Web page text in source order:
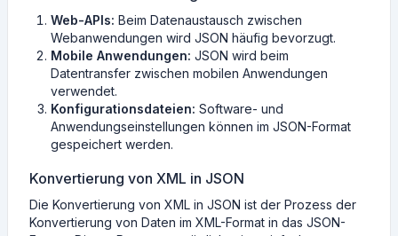
Web-APIs: Beim Datenaustausch zwischen
Webanwendungen wird JSON häufig bevorzugt.
Mobile Anwendungen: JSON wird beim
Datentransfer zwischen mobilen Anwendungen
verwendet.
Konfigurationsdateien: Software- und
Anwendungseinstellungen können im JSON-Format
gespeichert werden.
Konvertierung von XML in JSON
Die Konvertierung von XML in JSON ist der Prozess der
Konvertierung von Daten im XML-Format in das JSON-